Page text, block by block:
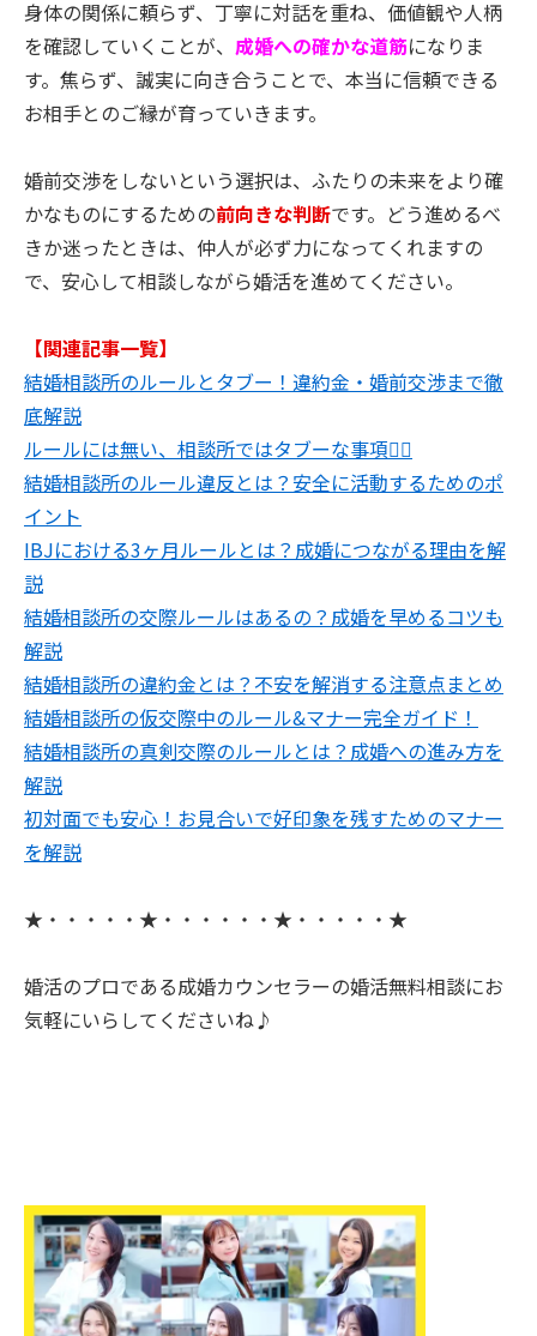
身体の関係に頼らず、丁寧に対話を重ね、価値観や人柄
を確認していくことが、 成婚への確かな道筋になりま
す。焦らず、誠実に向き合うことで、本当に信頼できる
お相手とのご縁が育っていきます。
婚前交渉をしないという選択は、ふたりの未来をより確
かなものにするための前向きな判断です。どう進めるべ
きか迷ったときは、仲人が必ず力になってくれますの
で、安心して相談しながら婚活を進めてください。
【関連記事一覧】
結婚相談所のルールとタブー！違約金・婚前交渉まで徹
底解説
ルールには無い、相談所ではタブーな事項🙅‍♀️
結婚相談所のルール違反とは？安全に活動するためのポ
イント
IBJにおける3ヶ月ルールとは？成婚につながる理由を解
説
結婚相談所の交際ルールはあるの？成婚を早めるコツも
解説
結婚相談所の違約金とは？不安を解消する注意点まとめ
結婚相談所の仮交際中のルール&マナー完全ガイド！
結婚相談所の真剣交際のルールとは？成婚への進み方を
解説
初対面でも安心！お見合いで好印象を残すためのマナー
を解説
★・・・・・★・・・・・・★・・・・・★
婚活のプロである成婚カウンセラーの婚活無料相談にお
気軽にいらしてくださいね♪